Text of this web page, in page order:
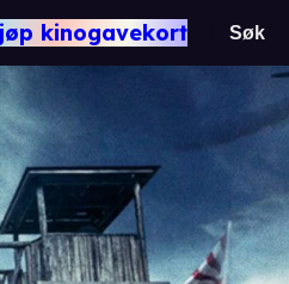
kinogavekort